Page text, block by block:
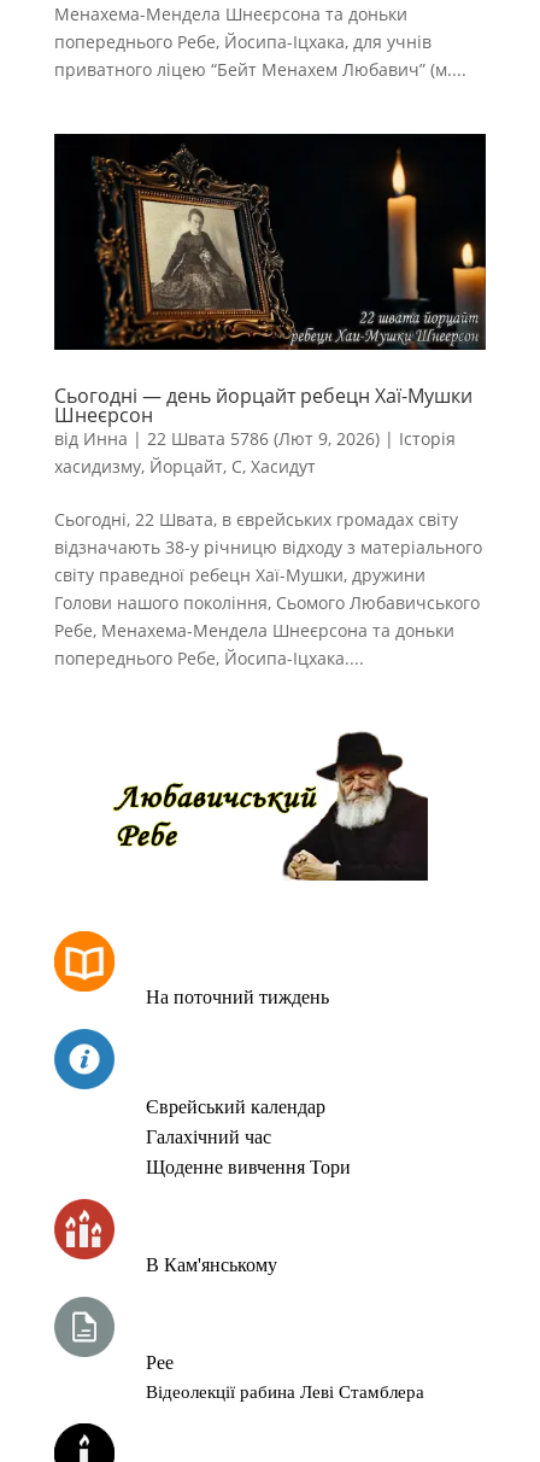
Менахема-Мендела Шнеєрсона та доньки
попереднього Ребе, Йосипа-Іцхака, для учнів
приватного ліцею “Бейт Менахем Любавич” (м....
Сьогодні — день йорцайт ребецн Хаї-Мушки
Шнеєрсон
від Инна | 22 Швата 5786 (Лют 9, 2026)| Історія
хасидизму, Йорцайт, С, Хасидут
Сьогодні, 22 Швата, в єврейських громадах світу
відзначають 38-у річницю відходу з матеріального
світу праведної ребецн Хаї-Мушки, дружини
Голови нашого покоління, Сьомого Любавичського
Ребе, Менахема-Мендела Шнеєрсона та доньки
попереднього Ребе, Йосипа-Іцхака....
На поточний тиждень
Єврейський календар
Галахічний час
Щоденне вивчення Тори
В Кам'янському
Рее
Відеолекції рабина Леві Стамблера